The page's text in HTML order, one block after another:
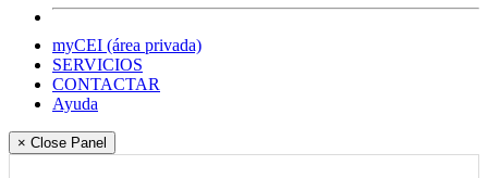
myCEI (área privada)
SERVICIOS
CONTACTAR
Ayuda
× Close Panel